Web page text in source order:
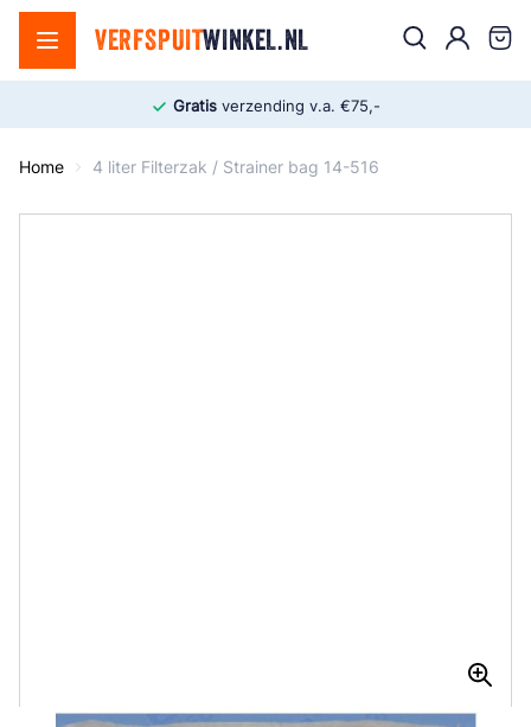
Ga naar de inhoud
VERFSPUITWINKEL.NL Zoek Cart
Gratis verzending v.a. €75,-
Home 4 liter Filterzak / Strainer bag 14-516